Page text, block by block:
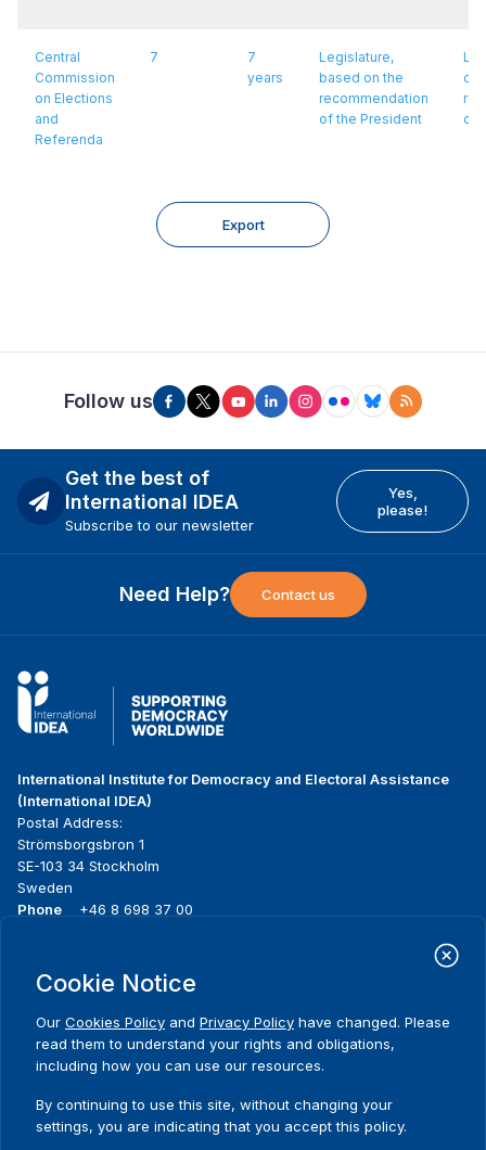
Central
Commission
on Elections
and
Referenda
7
7
years
Legislature,
based on the
recommendation
of the President
on
of
Export
Follow us
Get the best of
International IDEA
Subscribe to our newsletter
Yes,
please!
Need Help? Contact us
International Institute for Democracy and Electoral Assistance
(International IDEA)
Postal Address:
Strömsborgsbron 1
SE-103 34 Stockholm
Sweden
Phone
+46 8 698 37 00
menu
About us
What we do
Where we work
Publications
News & events
Media resources
Contact
Cookie Notice
Our Cookies Policy and Privacy Policy have changed. Please
read them to understand your rights and obligations,
including how you can use our resources.
By continuing to use this site, without changing your
settings, you are indicating that you accept this policy.